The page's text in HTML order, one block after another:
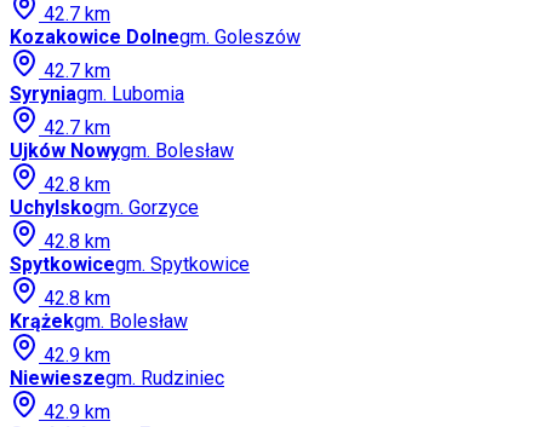
42.7 km
Kozakowice Dolnegm. Goleszów
42.7 km
Syryniagm. Lubomia
42.7 km
Ujków Nowygm. Bolesław
42.8 km
Uchylskogm. Gorzyce
42.8 km
Spytkowicegm. Spytkowice
42.8 km
Krążekgm. Bolesław
42.9 km
Niewieszegm. Rudziniec
42.9 km